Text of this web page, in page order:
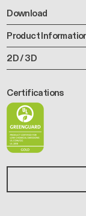
Download
Product
2D / 3D
Certifications